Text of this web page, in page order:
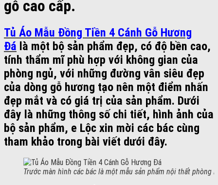
gỗ cao cấp.
Tủ Áo Mẫu Đồng Tiền 4 Cánh Gỗ Hương
Đá là một bộ sản phẩm đẹp, có độ bền cao,
tính thẩm mĩ phù hợp với không gian của
phòng ngủ, với những đường vân siêu đẹp
của dòng gỗ hương tạo nên một điểm nhấn
đẹp mắt và có giá trị của sản phẩm. Dưới
đây là những thông số chi tiết, hình ảnh của
bộ sản phẩm, e Lộc xin mời các bác cùng
tham khảo trong bài viết dưới đây.
Trước màn hình các bác là một mẫu sản phẩm nội thất phòng